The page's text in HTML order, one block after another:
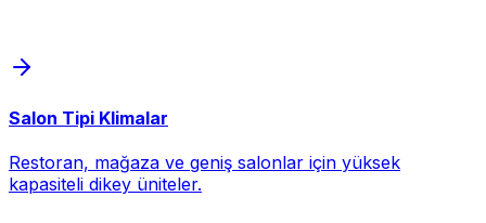
Salon Tipi Klimalar
Restoran, mağaza ve geniş salonlar için yüksek
kapasiteli dikey üniteler.